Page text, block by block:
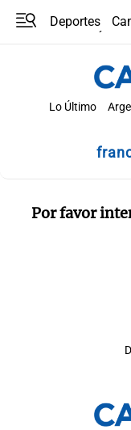
Deportes
Lo Último
Por favor